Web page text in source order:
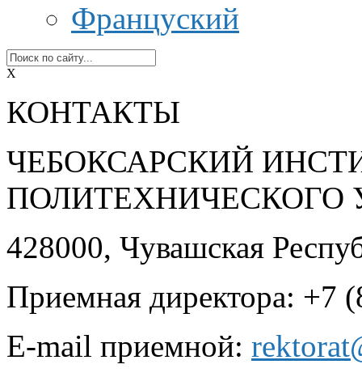
Француский
X
КОНТАКТЫ
ЧЕБОКСАРСКИЙ
ПОЛИТЕХНИЧЕСКОГО
428000, Чувашская
Приемная директора: +7
E-mail приемной: